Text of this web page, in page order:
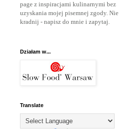
page z inspiracjami kulinarnymi bez
uzyskania mojej pisemnej zgody. Nie
kradnij - napisz do mnie i zapytaj.
Działam w...
Translate